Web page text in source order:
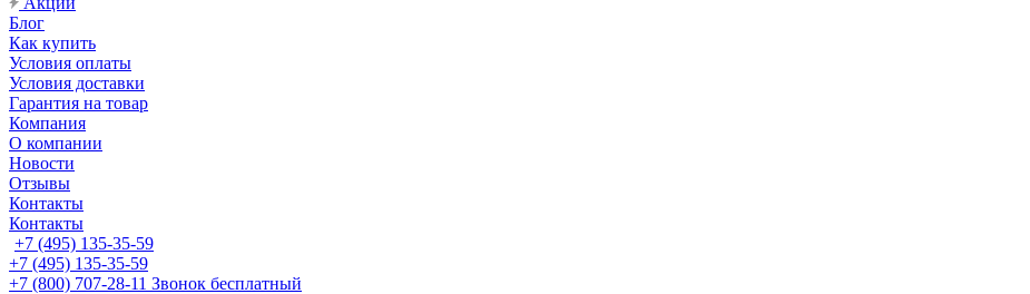
Блог
Как купить
Условия оплаты
Условия доставки
Гарантия на товар
Компания
О компании
Новости
Отзывы
Контакты
Контакты
+7 (495) 135-35-59
+7 (495) 135-35-59
+7 (800) 707-28-11 Звонок бесплатный